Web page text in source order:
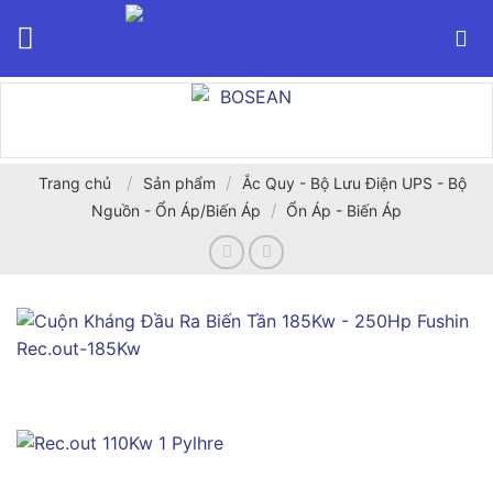
Trang chủ / Sản phẩm /
Ắc Quy - Bộ Lưu Điện UPS - Bộ
Nguồn - Ổn Áp/Biến Áp
/ Ổn Áp - Biến Áp